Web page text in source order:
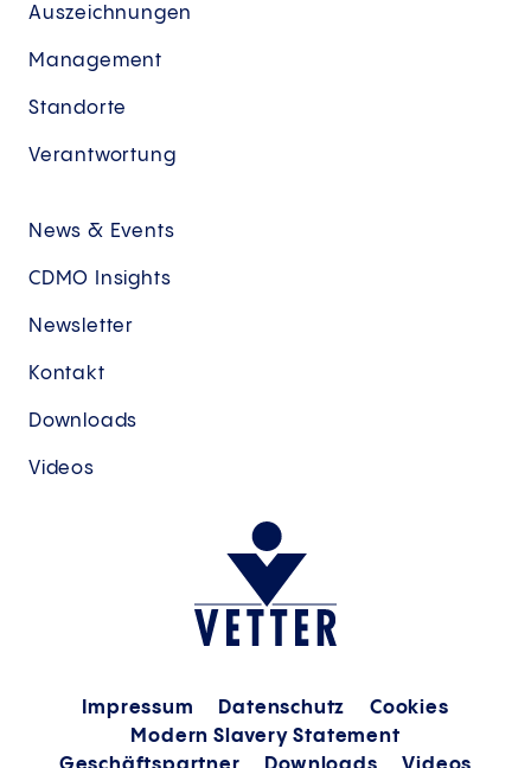
Auszeichnungen
Management
Standorte
Verantwortung
News & Events
CDMO Insights
Newsletter
Kontakt
Downloads
Videos
Impressum Datenschutz
Cookies
Modern Slavery Statement